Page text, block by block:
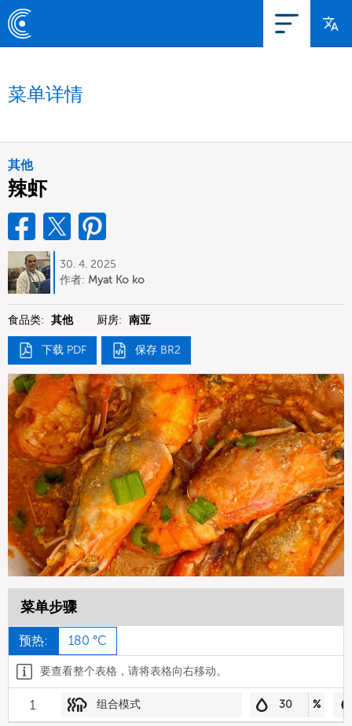
菜单详情
其他
辣虾
30. 4. 2025
作者: Myat Ko ko
食品类: 其他 厨房: 南亚
下载 PDF 保存 BR2
菜单步骤
预热: 180 °C
要查看整个表格，请将表格向右移动。
1 组合模式 30 %